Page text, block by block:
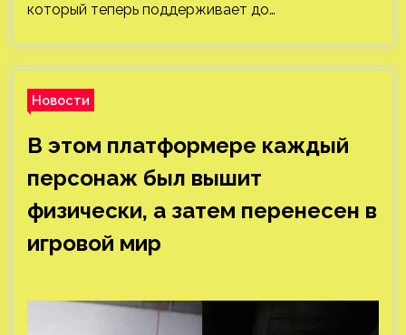
который теперь поддерживает до…
Новости
В этом платформере каждый
персонаж был вышит
физически, а затем перенесен в
игровой мир